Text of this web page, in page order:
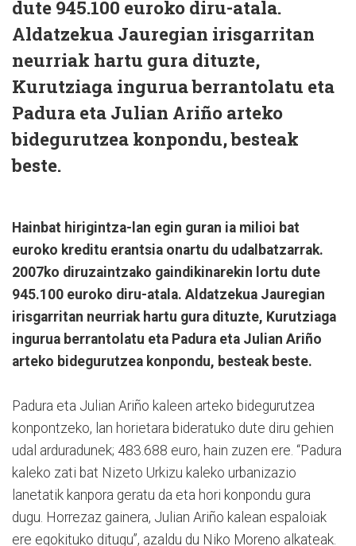
dute 945.100 euroko diru-atala.
Aldatzekua Jauregian irisgarritan
neurriak hartu gura dituzte,
Kurutziaga ingurua berrantolatu eta
Padura eta Julian Ariño arteko
bidegurutzea konpondu, besteak
beste.
Hainbat hirigintza-lan egin guran ia milioi bat
euroko kreditu erantsia onartu du udalbatzarrak.
2007ko diruzaintzako gaindikinarekin lortu dute
945.100 euroko diru-atala. Aldatzekua Jauregian
irisgarritan neurriak hartu gura dituzte, Kurutziaga
ingurua berrantolatu eta Padura eta Julian Ariño
arteko bidegurutzea konpondu, besteak beste.
Padura eta Julian Ariño kaleen arteko bidegurutzea
konpontzeko, lan horietara bideratuko dute diru gehien
udal arduradunek; 483.688 euro, hain zuzen ere. “Padura
kaleko zati bat Nizeto Urkizu kaleko urbanizazio
lanetatik kanpora geratu da eta hori konpondu gura
dugu. Horrezaz gainera, Julian Ariño kalean espaloiak
ere egokituko ditugu”, azaldu du Niko Moreno alkateak.